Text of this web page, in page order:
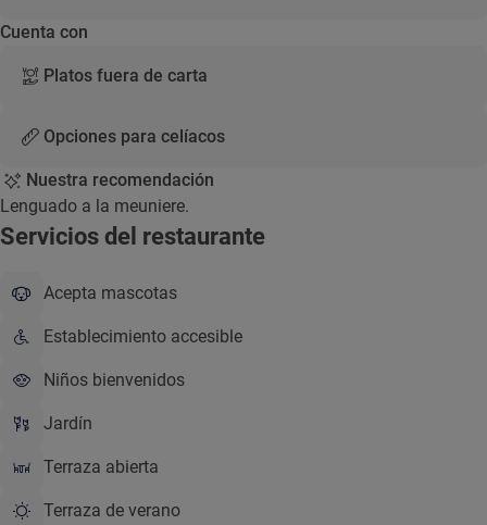
Cuenta con
Platos fuera de carta
Opciones para celíacos
Nuestra recomendación
Lenguado a la meuniere.
Servicios del restaurante
Acepta mascotas
Establecimiento accesible
Niños bienvenidos
Jardín
Terraza abierta
Terraza de verano